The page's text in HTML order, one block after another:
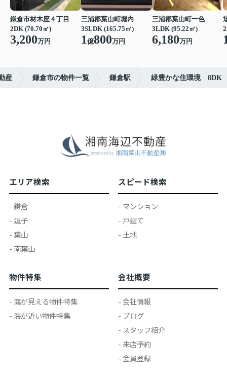
鎌倉市材木座４丁目
2DK (70.70㎡)
3,200万円
三浦郡葉山町堀内
3SLDK (165.75㎡)
1億800万円
三浦郡葉山町一色
3LDK (95.22㎡)
6,180万円
産 鎌倉市の物件一覧 鎌倉駅 緑豊かな住環境 8DK
エリア検索
- 鎌倉
- 逗子
- 葉山
- 南葉山
スピード検索
- マンション
- 戸建て
- 土地
物件特集
- 海が見える物件特集
- 海が近い物件特集
会社概要
- 会社情報
- ブログ
- スタッフ紹介
- 来店予約
- 会員登録